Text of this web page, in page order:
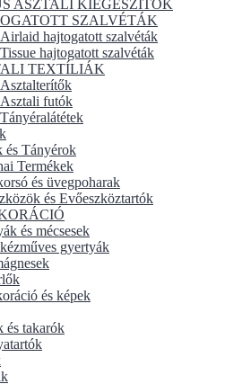
ASZTALI KIEGÉSZÍTŐK
SZALVÉTÁK
Airlaid hajtogatott szalvéták
Tissue hajtogatott szalvéták
TEXTÍLIÁK
Asztalterítők
Asztali futók
Tányéralátétek
és Tányérok
Termékek
és üvegpoharak
és Evőeszköztartók
és mécsesek
kézműves gyertyák
és képek
és takarók